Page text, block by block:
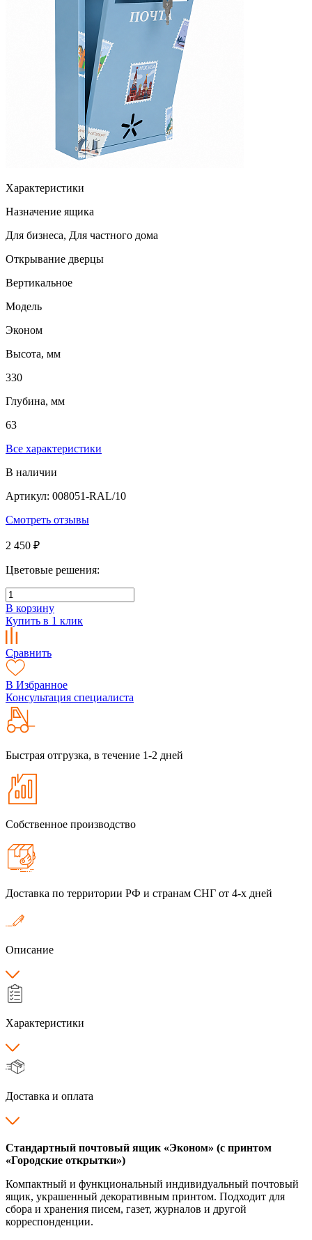
Характеристики
Назначение ящика
Для бизнеса, Для частного дома
Открывание дверцы
Вертикальное
Модель
Эконом
Высота, мм
330
Глубина, мм
63
Все характеристики
В наличии
Артикул: 008051-RAL/10
Смотреть отзывы
2 450 ₽
Цветовые решения:
В корзину
Купить в 1 клик
Сравнить
В Избранное
Консультация специалиста
Быстрая отгрузка, в течение 1-2 дней
Собственное производство
Доставка по территории РФ и странам СНГ от 4-х дней
Описание
Характеристики
Доставка и оплата
Стандартный почтовый ящик «Эконом» (с принтом
«Городские открытки»)
Компактный и функциональный индивидуальный почтовый
ящик, украшенный декоративным принтом. Подходит для
сбора и хранения писем, газет, журналов и другой
корреспонденции.